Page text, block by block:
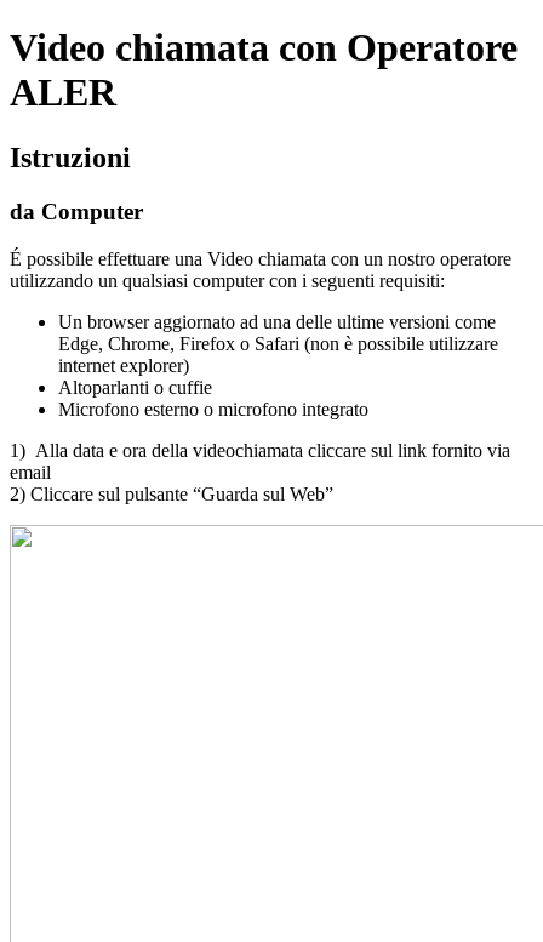
Video chiamata con Operatore
ALER
Istruzioni
da Computer
É possibile effettuare una Video chiamata con un nostro operatore
utilizzando un qualsiasi computer con i seguenti requisiti:
Un browser aggiornato ad una delle ultime versioni come
Edge, Chrome, Firefox o Safari (non è possibile utilizzare
internet explorer)
Altoparlanti o cuffie
Microfono esterno o microfono integrato
1) Alla data e ora della videochiamata cliccare sul link fornito via
email
2) Cliccare sul pulsante “Guarda sul Web”